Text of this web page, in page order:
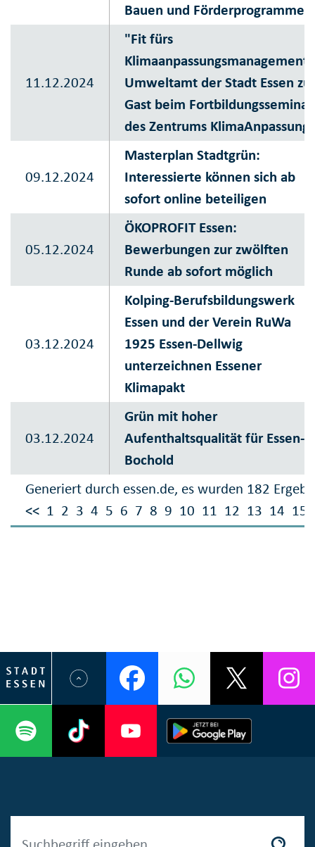
Generiert durch essen.de, es wurden 182
<< 1 2 3 4 5 6 7 8 9 10 11 12 13 14 15
Bauen und Förderprogrammen
11.12.2024
"Fit fürs
Umweltamt der Stadt Essen zu
Gast beim Fortbildungsseminar
des Zentrums KlimaAnpassung
09.12.2024
Masterplan Stadtgrün:
Interessierte können sich ab
sofort online beteiligen
05.12.2024
ÖKOPROFIT Essen:
Bewerbungen zur zwölften
Runde ab sofort möglich
03.12.2024
Kolping-Berufsbildungswerk
Essen und der Verein RuWa
1925 Essen-Dellwig
unterzeichnen Essener
Klimapakt
03.12.2024
Grün mit hoher
Aufenthaltsqualität für Essen-
Bochold